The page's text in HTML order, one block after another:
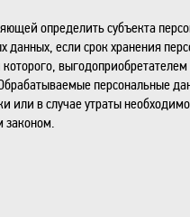
определить субъекта
данных, если срок хранения
персональные
или в случае утраты
законом.